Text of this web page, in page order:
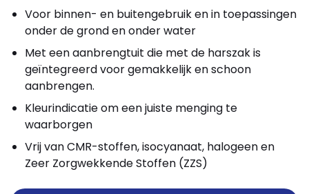
Voor binnen- en buitengebruik en in toepassingen
onder de grond en onder water
Met een aanbrengtuit die met de harszak is
geïntegreerd voor gemakkelijk en schoon
aanbrengen.
Kleurindicatie om een juiste menging te
waarborgen
Vrij van CMR-stoffen, isocyanaat, halogeen en
Zeer Zorgwekkende Stoffen (ZZS)